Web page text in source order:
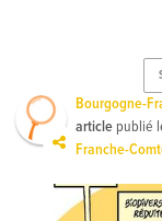
Bourgogne-
article publié
Franche-